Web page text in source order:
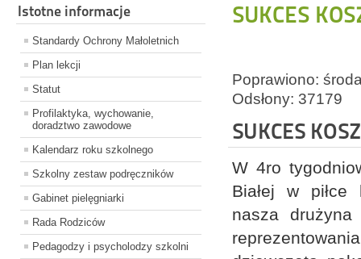
Istotne informacje
Standardy Ochrony Małoletnich
Plan lekcji
Statut
Profilaktyka, wychowanie,
doradztwo zawodowe
Kalendarz roku szkolnego
Szkolny zestaw podręczników
Gabinet pielęgniarki
Rada Rodziców
Pedagodzy i psycholodzy szkolni
SUKCES
Poprawiono:
Odsłony: 37179
SUKCES
W 4ro
Białej w piłce
nasza drużyna